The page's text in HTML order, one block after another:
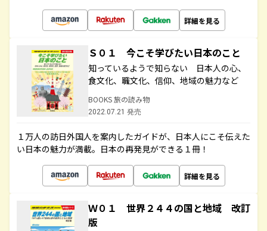
詳細を見る
Ｓ０１ 今こそ学びたい日本のこと
知っているようで知らない 日本人の心、
食文化、職文化、信仰、地域の魅力など
BOOKS 旅の読み物
2022.07.21 発売
１万人の訪日外国人を案内したガイドが、日本人にこそ伝えた
い日本の魅力が満載。日本の再発見ができる１冊！
詳細を見る
Ｗ０１ 世界２４４の国と地域 改訂
版